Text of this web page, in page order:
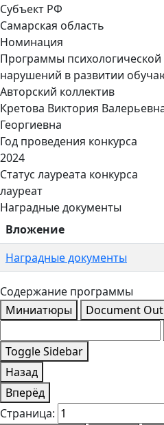
Субъект РФ
Самарская область
Номинация
Программы
нарушений в развитии
Авторский коллектив
Кретова Виктория
Георгиевна
Год проведения конкурса
2024
Статус лауреата конкурса
лауреат
Наградные документы
Вложение
Наградные документы
Содержание программы
Миниатюры
Document
Toggle Sidebar
Назад
Вперёд
Страница: